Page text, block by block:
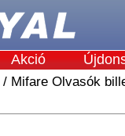
Akció
/ Mifare Olvasók